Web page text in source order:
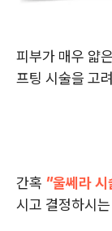
피부가 매우 얇
프팅 시술을 고
간혹 "울쎄라
시고 결정하시